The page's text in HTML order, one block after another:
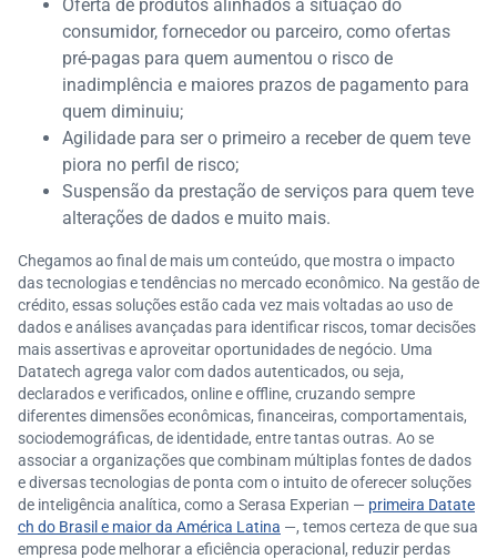
Oferta de produtos alinhados à situação do
consumidor, fornecedor ou parceiro, como ofertas
pré-pagas para quem aumentou o risco de
inadimplência e maiores prazos de pagamento para
quem diminuiu;
Agilidade para ser o primeiro a receber de quem teve
piora no perfil de risco;
Suspensão da prestação de serviços para quem teve
alterações de dados e muito mais.
Chegamos ao final de mais um conteúdo, que mostra o impacto
das tecnologias e tendências no mercado econômico. Na gestão de
crédito, essas soluções estão cada vez mais voltadas ao uso de
dados e análises avançadas para identificar riscos, tomar decisões
mais assertivas e aproveitar oportunidades de negócio. Uma
Datatech agrega valor com dados autenticados, ou seja,
declarados e verificados, online e offline, cruzando sempre
diferentes dimensões econômicas, financeiras, comportamentais,
sociodemográficas, de identidade, entre tantas outras. Ao se
associar a organizações que combinam múltiplas fontes de dados
e diversas tecnologias de ponta com o intuito de oferecer soluções
de inteligência analítica, como a Serasa Experian — primeira Datate
ch do Brasil e maior da América Latina —, temos certeza de que sua
empresa pode melhorar a eficiência operacional, reduzir perdas